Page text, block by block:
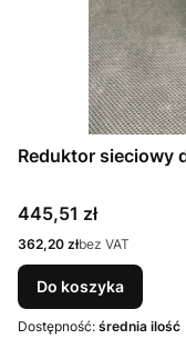
Reduktor sieciowy
Cena
445,51 zł
Cena
362,20 złbez VAT
Do koszyka
Dostępność: średnia ilość